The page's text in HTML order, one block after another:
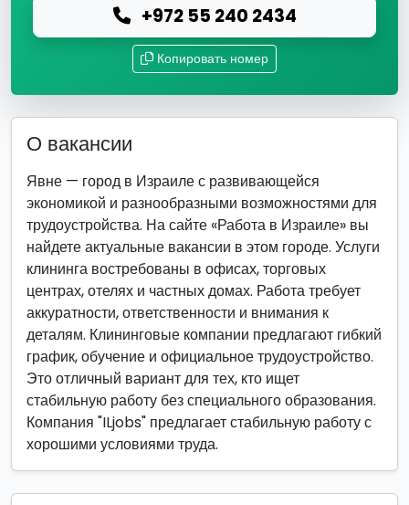
+972 55 240 2434
Копировать номер
О вакансии
Явне — город в Израиле с развивающейся
экономикой и разнообразными возможностями для
трудоустройства. На сайте «Работа в Израиле» вы
найдете актуальные вакансии в этом городе. Услуги
клининга востребованы в офисах, торговых
центрах, отелях и частных домах. Работа требует
аккуратности, ответственности и внимания к
деталям. Клининговые компании предлагают гибкий
график, обучение и официальное трудоустройство.
Это отличный вариант для тех, кто ищет
стабильную работу без специального образования.
Компания "ILjobs" предлагает стабильную работу с
хорошими условиями труда.